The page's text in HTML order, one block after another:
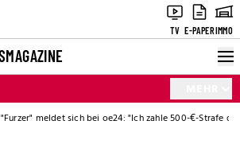
TV E-PAPERIMMO
MAGAZINE
"Furzer" meldet sich bei oe24: "Ich zahle 500-€-Strafe